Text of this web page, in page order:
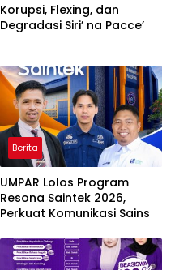
Korupsi, Flexing, dan
Degradasi Siri’ na Pacce’
Berita
UMPAR Lolos Program
Resona Saintek 2026,
Perkuat Komunikasi Sains